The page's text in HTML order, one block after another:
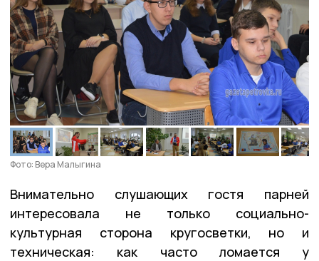
Фото: Вера Малыгина
Внимательно слушающих гостя парней
интересовала не только социально-
культурная сторона кругосветки, но и
техническая: как часто ломается у